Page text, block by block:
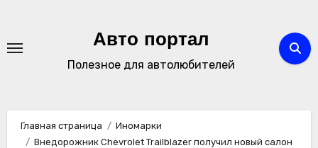
содержимому
Авто портал
Полезное для автолюбителей
Главная страница
Иномарки
Внедорожник Chevrolet Trailblazer получил новый салон